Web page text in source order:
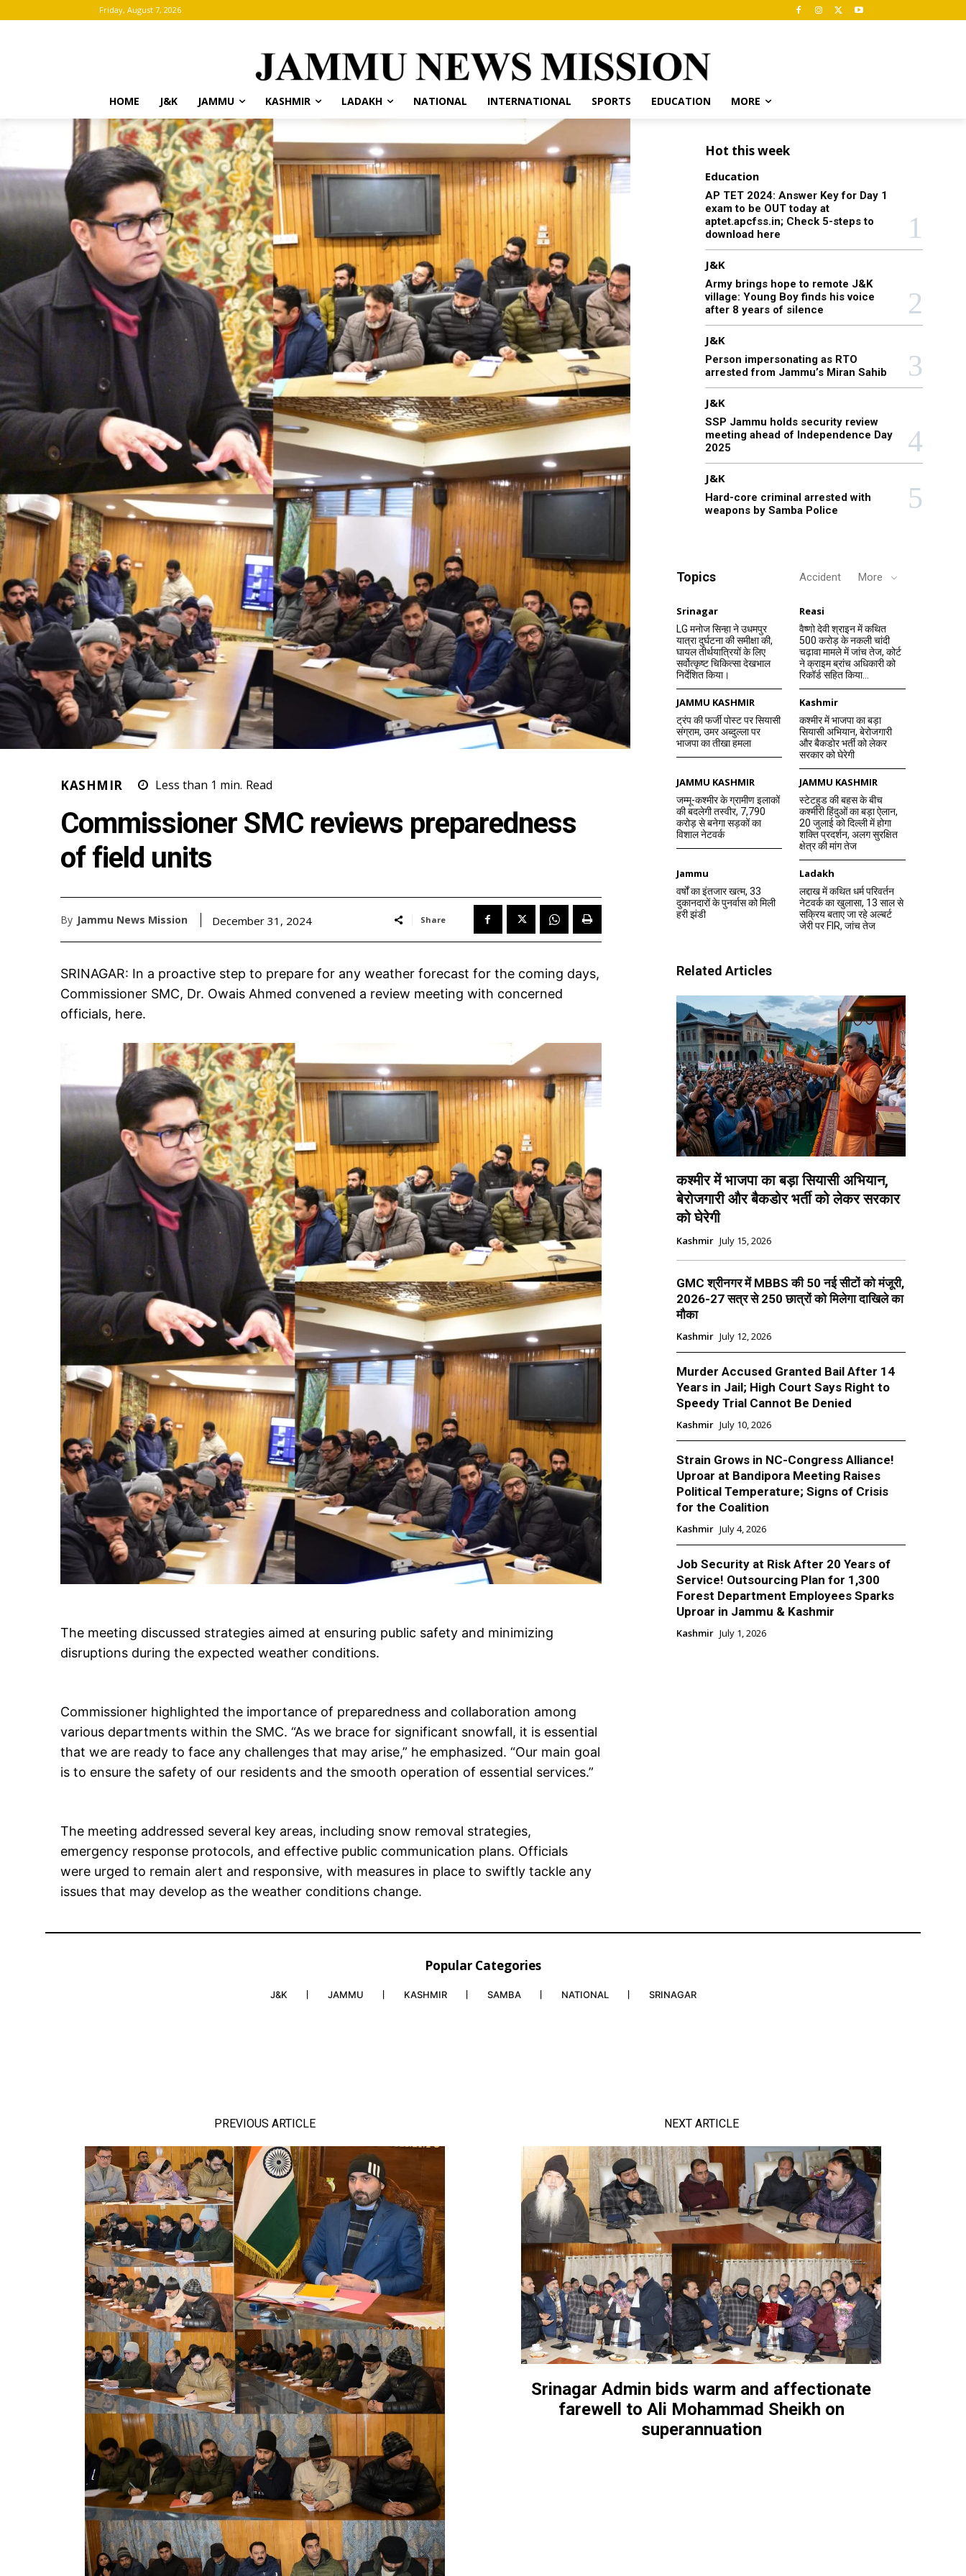
Friday, August 7, 2026
HOME J&K JAMMU KASHMIR LADAKH NATIONAL INTERNATIONAL SPORTS EDUCATION MORE
KASHMIR Less than 1 min. Read
Commissioner SMC reviews preparedness
of field units
By Jammu News Mission December 31, 2024 Share
SRINAGAR: In a proactive step to prepare for any weather forecast for the coming days,
Commissioner SMC, Dr. Owais Ahmed convened a review meeting with concerned
officials, here.
The meeting discussed strategies aimed at ensuring public safety and minimizing
disruptions during the expected weather conditions.
Commissioner highlighted the importance of preparedness and collaboration among
various departments within the SMC. “As we brace for significant snowfall, it is essential
that we are ready to face any challenges that may arise,” he emphasized. “Our main goal
is to ensure the safety of our residents and the smooth operation of essential services.”
The meeting addressed several key areas, including snow removal strategies,
emergency response protocols, and effective public communication plans. Officials
were urged to remain alert and responsive, with measures in place to swiftly tackle any
issues that may develop as the weather conditions change.
Hot this week
Education
AP TET 2024: Answer Key for Day 1
exam to be OUT today at
aptet.apcfss.in; Check 5-steps to
download here
J&K
Army brings hope to remote J&K
village: Young Boy finds his voice
after 8 years of silence
J&K
Person impersonating as RTO
arrested from Jammu’s Miran Sahib
J&K
SSP Jammu holds security review
meeting ahead of Independence Day
2025
J&K
Hard-core criminal arrested with
weapons by Samba Police
Topics Accident More
Srinagar
LG मनोज सिन्हा ने उधमपुर
यात्रा दुर्घटना की समीक्षा की,
घायल तीर्थयात्रियों के लिए
सर्वोत्कृष्ट चिकित्सा देखभाल
निर्देशित किया।
Reasi
वैष्णो देवी श्राइन में कथित
500 करोड़ के नकली चांदी
चढ़ावा मामले में जांच तेज, कोर्ट
ने क्राइम ब्रांच अधिकारी को
रिकॉर्ड सहित किया...
JAMMU KASHMIR
ट्रंप की फर्जी पोस्ट पर सियासी
संग्राम, उमर अब्दुल्ला पर
भाजपा का तीखा हमला
Kashmir
कश्मीर में भाजपा का बड़ा
सियासी अभियान, बेरोजगारी
और बैकडोर भर्ती को लेकर
सरकार को घेरेगी
JAMMU KASHMIR
जम्मू-कश्मीर के ग्रामीण इलाकों
की बदलेगी तस्वीर, 7,790
करोड़ से बनेगा सड़कों का
विशाल नेटवर्क
JAMMU KASHMIR
स्टेटहुड की बहस के बीच
कश्मीरी हिंदुओं का बड़ा ऐलान,
20 जुलाई को दिल्ली में होगा
शक्ति प्रदर्शन, अलग सुरक्षित
क्षेत्र की मांग तेज
Jammu
वर्षों का इंतजार खत्म, 33
दुकानदारों के पुनर्वास को मिली
हरी झंडी
Ladakh
लद्दाख में कथित धर्म परिवर्तन
नेटवर्क का खुलासा, 13 साल से
सक्रिय बताए जा रहे अल्बर्ट
जेरी पर FIR, जांच तेज
Related Articles
कश्मीर में भाजपा का बड़ा सियासी अभियान,
बेरोजगारी और बैकडोर भर्ती को लेकर सरकार
को घेरेगी
Kashmir July 15, 2026
GMC श्रीनगर में MBBS की 50 नई सीटों को मंजूरी,
2026-27 सत्र से 250 छात्रों को मिलेगा दाखिले का
मौका
Kashmir July 12, 2026
Murder Accused Granted Bail After 14
Years in Jail; High Court Says Right to
Speedy Trial Cannot Be Denied
Kashmir July 10, 2026
Strain Grows in NC-Congress Alliance!
Uproar at Bandipora Meeting Raises
Political Temperature; Signs of Crisis
for the Coalition
Kashmir July 4, 2026
Job Security at Risk After 20 Years of
Service! Outsourcing Plan for 1,300
Forest Department Employees Sparks
Uproar in Jammu & Kashmir
Kashmir July 1, 2026
Popular Categories
J&K JAMMU KASHMIR SAMBA NATIONAL SRINAGAR
PREVIOUS ARTICLE NEXT ARTICLE
Srinagar Admin bids warm and affectionate
farewell to Ali Mohammad Sheikh on
superannuation